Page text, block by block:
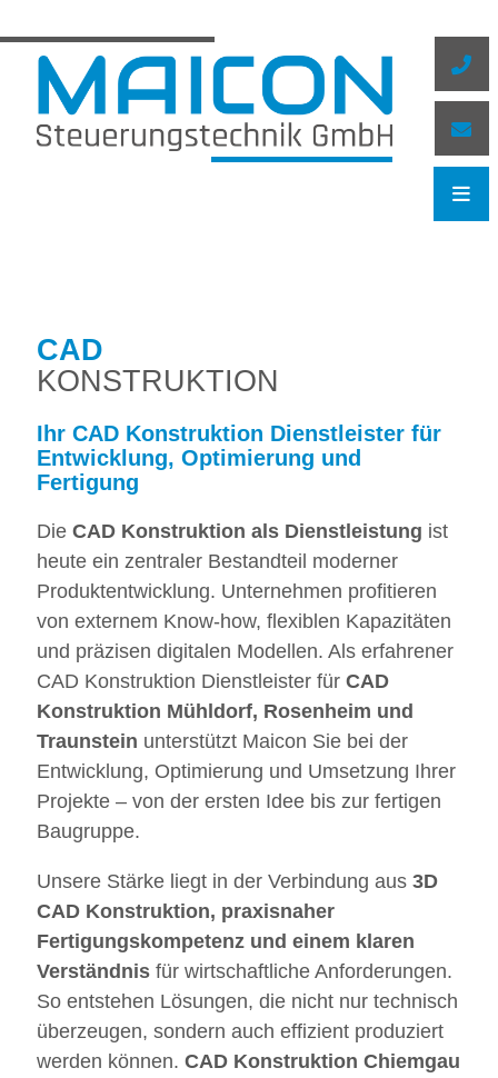
Inhalt
springen
CAD
KONSTRUKTION
Ihr CAD Konstruktion Dienstleister für
Entwicklung, Optimierung und
Fertigung
Die CAD Konstruktion als Dienstleistung ist
heute ein zentraler Bestandteil moderner
Produktentwicklung. Unternehmen profitieren
von externem Know-how, flexiblen Kapazitäten
und präzisen digitalen Modellen. Als erfahrener
CAD Konstruktion Dienstleister für CAD
Konstruktion Mühldorf, Rosenheim und
Traunstein unterstützt Maicon Sie bei der
Entwicklung, Optimierung und Umsetzung Ihrer
Projekte – von der ersten Idee bis zur fertigen
Baugruppe.
Unsere Stärke liegt in der Verbindung aus 3D
CAD Konstruktion, praxisnaher
Fertigungskompetenz und einem klaren
Verständnis für wirtschaftliche Anforderungen.
So entstehen Lösungen, die nicht nur technisch
überzeugen, sondern auch effizient produziert
werden können. CAD Konstruktion Chiemgau